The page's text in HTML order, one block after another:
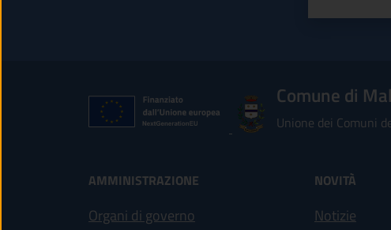
Comune di
Unione dei Comuni
AMMINISTRAZIONE
Organi di governo
NOVITÀ
Notizie